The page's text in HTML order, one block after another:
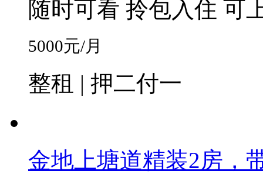
随时可看 拎包入住 可
5000元/月
整租 | 押二付一
金地上塘道精装2房，